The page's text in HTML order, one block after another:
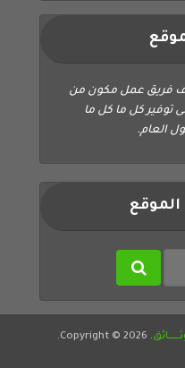
فريق عمل مكون من
توفير كل ما كل ما
العام.
. Copyright © 2026.